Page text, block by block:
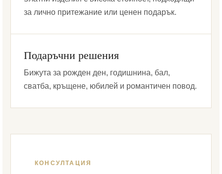
за лично притежание или ценен подарък.
Подаръчни решения
Бижута за рожден ден, годишнина, бал,
сватба, кръщене, юбилей и романтичен повод.
КОНСУЛТАЦИЯ